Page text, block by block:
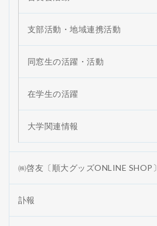
支部活動・地域連携活動
同窓生の活躍・活動
在学生の活躍
大学関連情報
㈱啓友〔順大グッズONLINE SHOP〕
訃報